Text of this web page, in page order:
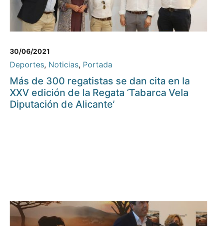
30/06/2021
Deportes, Noticias, Portada
Más de 300 regatistas se dan cita en la
XXV edición de la Regata ‘Tabarca Vela
Diputación de Alicante’